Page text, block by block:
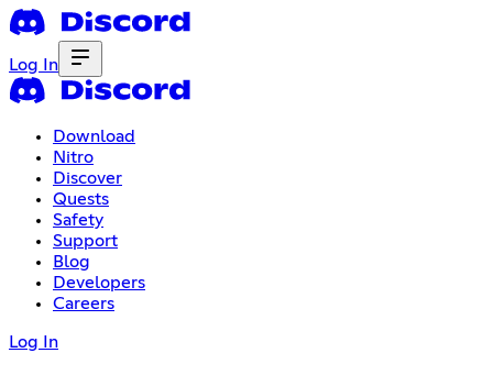
Log In
Download
Nitro
Discover
Quests
Safety
Support
Blog
Developers
Careers
Log In